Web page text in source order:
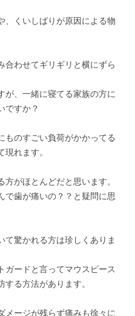
、くいしばりが原因による物
合わせてギリギリと横にずら
が、一緒に寝てる家族の方に
ですか？
ものすごい負荷がかかってる
れます。
がほとんどだと思います。
で歯が痛いの？？と疑問に思
て驚かれる方は珍しくありま
ガードと言ってマウスピース
る方法があります。
メージが残らず痛みも徐々に